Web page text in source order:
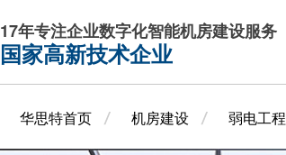
17年专注企业数字化智能机房建设服务
国家高新技术企业
华思特首页 机房建设 弱电工程